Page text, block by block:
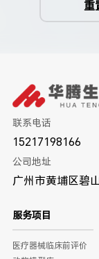
重
联系电话
15217198166
公司地址
广州市黄埔区碧
服务项目
医疗器械临床前评价